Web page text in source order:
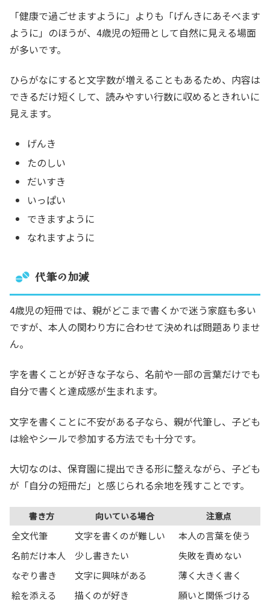
「健康で過ごせますように」よりも「げんきにあそべます
ように」のほうが、4歳児の短冊として自然に見える場面
が多いです。
ひらがなにすると文字数が増えることもあるため、内容は
できるだけ短くして、読みやすい行数に収めるときれいに
見えます。
げんき
たのしい
だいすき
いっぱい
できますように
なれますように
代筆の加減
4歳児の短冊では、親がどこまで書くかで迷う家庭も多い
ですが、本人の関わり方に合わせて決めれば問題ありませ
ん。
字を書くことが好きな子なら、名前や一部の言葉だけでも
自分で書くと達成感が生まれます。
文字を書くことに不安がある子なら、親が代筆し、子ども
は絵やシールで参加する方法でも十分です。
大切なのは、保育園に提出できる形に整えながら、子ども
が「自分の短冊だ」と感じられる余地を残すことです。
書き方 向いている場合 注意点
全文代筆 文字を書くのが難しい
本人の言葉を使う
名前だけ本人
少し書きたい
失敗を責めない
なぞり書き
文字に興味がある
薄く大きく書く
絵を添える
描くのが好き
願いと関係づける